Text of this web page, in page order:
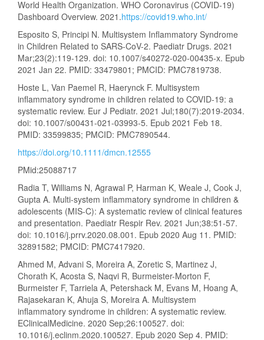
World Health Organization. WHO Coronavirus (COVID-19)
Dashboard Overview. 2021.https://covid19.who.int/
Esposito S, Principi N. Multisystem Inflammatory Syndrome
in Children Related to SARS-CoV-2. Paediatr Drugs. 2021
Mar;23(2):119-129. doi: 10.1007/s40272-020-00435-x. Epub
2021 Jan 22. PMID: 33479801; PMCID: PMC7819738.
Hoste L, Van Paemel R, Haerynck F. Multisystem
inflammatory syndrome in children related to COVID-19: a
systematic review. Eur J Pediatr. 2021 Jul;180(7):2019-2034.
doi: 10.1007/s00431-021-03993-5. Epub 2021 Feb 18.
PMID: 33599835; PMCID: PMC7890544.
https://doi.org/10.1111/dmcn.12555
PMid:25088717
Radia T, Williams N, Agrawal P, Harman K, Weale J, Cook J,
Gupta A. Multi-system inflammatory syndrome in children &
adolescents (MIS-C): A systematic review of clinical features
and presentation. Paediatr Respir Rev. 2021 Jun;38:51-57.
doi: 10.1016/j.prrv.2020.08.001. Epub 2020 Aug 11. PMID:
32891582; PMCID: PMC7417920.
Ahmed M, Advani S, Moreira A, Zoretic S, Martinez J,
Chorath K, Acosta S, Naqvi R, Burmeister-Morton F,
Burmeister F, Tarriela A, Petershack M, Evans M, Hoang A,
Rajasekaran K, Ahuja S, Moreira A. Multisystem
inflammatory syndrome in children: A systematic review.
EClinicalMedicine. 2020 Sep;26:100527. doi:
10.1016/j.eclinm.2020.100527. Epub 2020 Sep 4. PMID: